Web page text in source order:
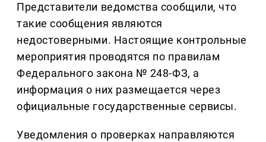
Представители ведомства сообщили, что
такие сообщения являются
недостоверными. Настоящие контрольные
мероприятия проводятся по правилам
Федерального закона № 248-ФЗ, а
информация о них размещается через
официальные государственные сервисы.
Уведомления о проверках направляются